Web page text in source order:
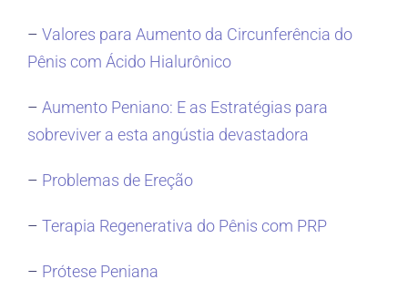
– Valores para Aumento da Circunferência do
Pênis com Ácido Hialurônico
– Aumento Peniano: E as Estratégias para
sobreviver a esta angústia devastadora
– Problemas de Ereção
– Terapia Regenerativa do Pênis com PRP
– Prótese Peniana